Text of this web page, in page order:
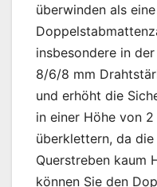
überwinden als
insbesondere in
8/6/8 mm
und erhöht die
in einer Höhe von
überklettern, da
Querstreben kaum
können Sie den